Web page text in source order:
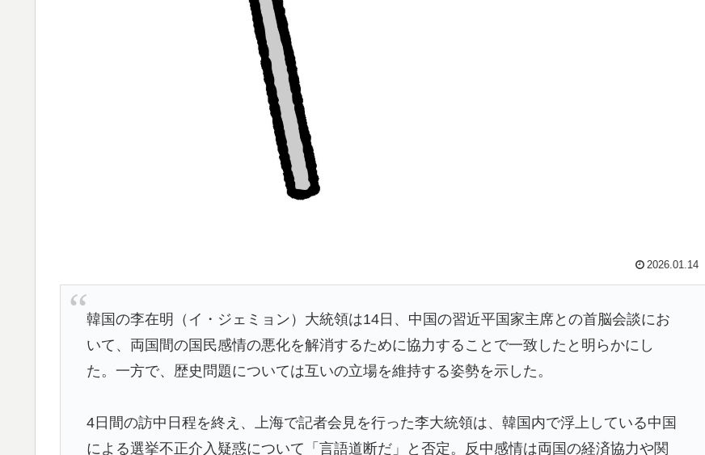
韓国人「我が国がクウェート戦で行った審判買収が本当に深刻である理由がこちら…」→「これはダ
メなやつ…（ﾌﾞﾙﾌﾞﾙ」＝韓国の反応
【海外の反応】日本政府が、アメリカ政府によるネットミームとしての任天堂やポケモン使用に対し
て警告 → 「若者票を集めたいんだろうな」「任天堂の法務部隊が出てくるぞ」
韓国人「韓国サッカー協会、外国人審判に“性接待”報道・・・」→「2002年の審判買収が事実だったの
か？」「日本人が言ってたこと正しかったね・・・...
外国人「日本の未来は安泰だ」16歳MF三井寺眞、衝撃ゴール！久保建英超え歴代2位の記録！3得点に
▶ 海外「消火栓もフェイクだから消防士が右往左往する中国www」
た…（ﾌﾞﾙﾌﾞﾙ」＝韓国の反応
▶ 海外「日本のこの場所は現実とは思えないレベルで美しい…！」外国人が感動する日本の景色と
2026.01.14
韓国の李在明（イ・ジェミョン）大統領は14日、中国の習近平国家主席との首脳会談にお
いて、両国間の国民感情の悪化を解消するために協力することで一致したと明らかにし
た。一方で、歴史問題については互いの立場を維持する姿勢を示した。
4日間の訪中日程を終え、上海で記者会見を行った李大統領は、韓国内で浮上している中国
による選挙不正介入疑惑について「言語道断だ」と否定。反中感情は両国の経済協力や関